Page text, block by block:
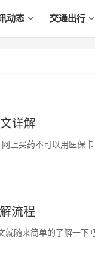
动态 交通出行
详解
上买药不可以用医保
流程
随来简单的了解一下